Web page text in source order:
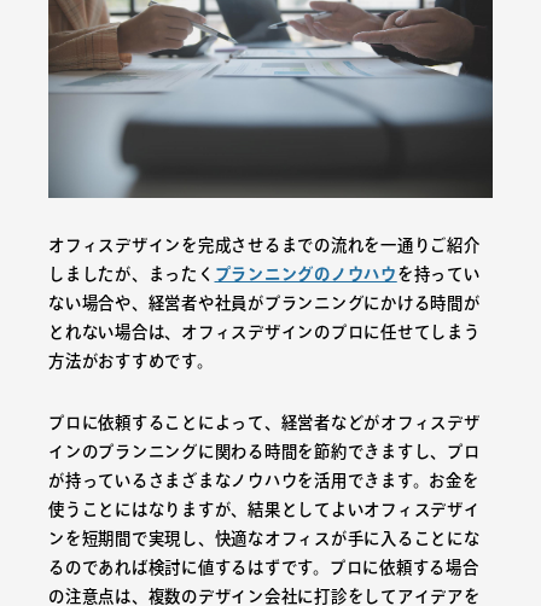
オフィスデザインを完成させるまでの流れを一通りご紹介
しましたが、まったく プランニングのノウハウ を持ってい
ない場合や、経営者や社員がプランニングにかける時間が
とれない場合は、オフィスデザインのプロに任せてしまう
方法がおすすめです。
プロに依頼することによって、経営者などがオフィスデザ
インのプランニングに関わる時間を節約できますし、プロ
が持っているさまざまなノウハウを活用できます。お金を
使うことにはなりますが、結果としてよいオフィスデザイ
ンを短期間で実現し、快適なオフィスが手に入ることにな
るのであれば検討に値するはずです。プロに依頼する場合
の注意点は、複数のデザイン会社に打診をしてアイデアを